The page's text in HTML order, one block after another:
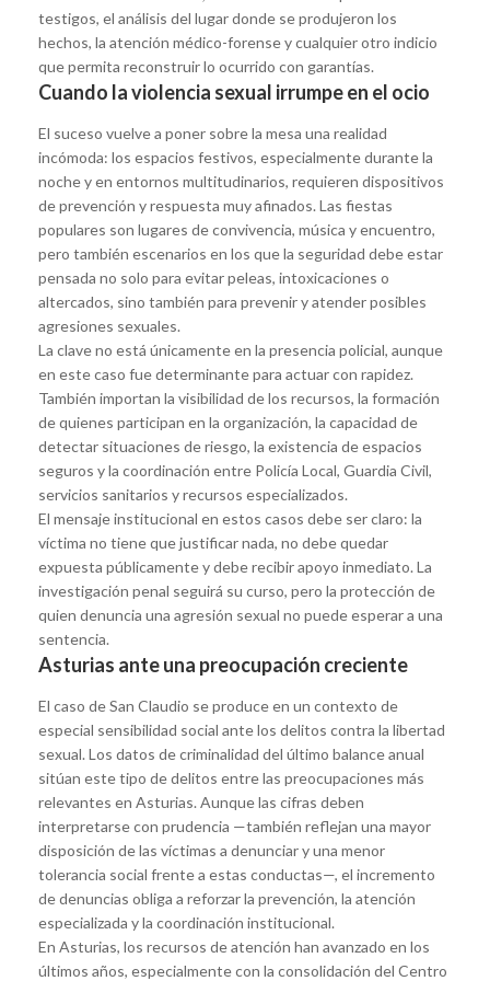
testigos, el análisis del lugar donde se produjeron los
hechos, la atención médico-forense y cualquier otro indicio
que permita reconstruir lo ocurrido con garantías.
Cuando la violencia sexual irrumpe en el ocio
El suceso vuelve a poner sobre la mesa una realidad
incómoda: los espacios festivos, especialmente durante la
noche y en entornos multitudinarios, requieren dispositivos
de prevención y respuesta muy afinados. Las fiestas
populares son lugares de convivencia, música y encuentro,
pero también escenarios en los que la seguridad debe estar
pensada no solo para evitar peleas, intoxicaciones o
altercados, sino también para prevenir y atender posibles
agresiones sexuales.
La clave no está únicamente en la presencia policial, aunque
en este caso fue determinante para actuar con rapidez.
También importan la visibilidad de los recursos, la formación
de quienes participan en la organización, la capacidad de
detectar situaciones de riesgo, la existencia de espacios
seguros y la coordinación entre Policía Local, Guardia Civil,
servicios sanitarios y recursos especializados.
El mensaje institucional en estos casos debe ser claro: la
víctima no tiene que justificar nada, no debe quedar
expuesta públicamente y debe recibir apoyo inmediato. La
investigación penal seguirá su curso, pero la protección de
quien denuncia una agresión sexual no puede esperar a una
sentencia.
Asturias ante una preocupación creciente
El caso de San Claudio se produce en un contexto de
especial sensibilidad social ante los delitos contra la libertad
sexual. Los datos de criminalidad del último balance anual
sitúan este tipo de delitos entre las preocupaciones más
relevantes en Asturias. Aunque las cifras deben
interpretarse con prudencia —también reflejan una mayor
disposición de las víctimas a denunciar y una menor
tolerancia social frente a estas conductas—, el incremento
de denuncias obliga a reforzar la prevención, la atención
especializada y la coordinación institucional.
En Asturias, los recursos de atención han avanzado en los
últimos años, especialmente con la consolidación del Centro